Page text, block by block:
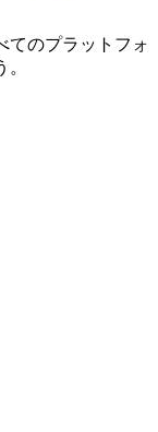
てのプラットフォ